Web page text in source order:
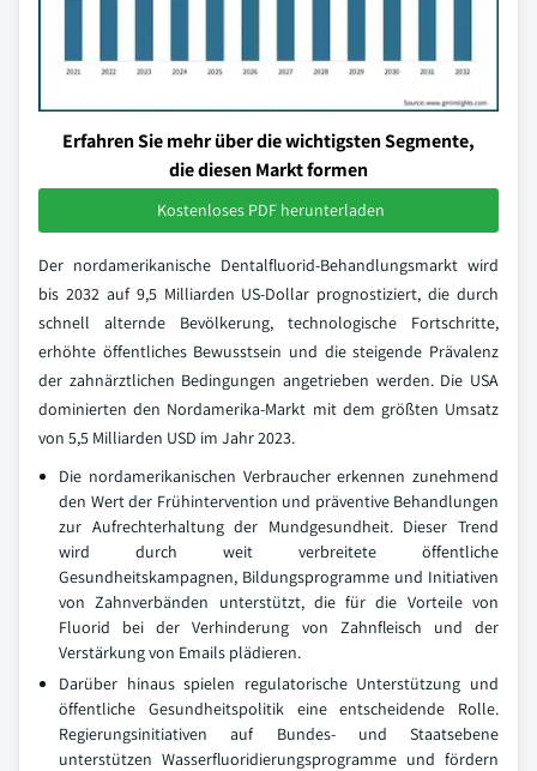
Erfahren Sie mehr über die wichtigsten Segmente,
die diesen Markt formen
Kostenloses PDF herunterladen
Der nordamerikanische Dentalfluorid-Behandlungsmarkt wird
bis 2032 auf 9,5 Milliarden US-Dollar prognostiziert, die durch
schnell alternde Bevölkerung, technologische Fortschritte,
erhöhte öffentliches Bewusstsein und die steigende Prävalenz
der zahnärztlichen Bedingungen angetrieben werden. Die USA
dominierten den Nordamerika-Markt mit dem größten Umsatz
von 5,5 Milliarden USD im Jahr 2023.
Die nordamerikanischen Verbraucher erkennen zunehmend
den Wert der Frühintervention und präventive Behandlungen
zur Aufrechterhaltung der Mundgesundheit. Dieser Trend
wird durch weit verbreitete öffentliche
Gesundheitskampagnen, Bildungsprogramme und Initiativen
von Zahnverbänden unterstützt, die für die Vorteile von
Fluorid bei der Verhinderung von Zahnfleisch und der
Verstärkung von Emails plädieren.
Darüber hinaus spielen regulatorische Unterstützung und
öffentliche Gesundheitspolitik eine entscheidende Rolle.
Regierungsinitiativen auf Bundes- und Staatsebene
unterstützen Wasserfluoridierungsprogramme und fördern